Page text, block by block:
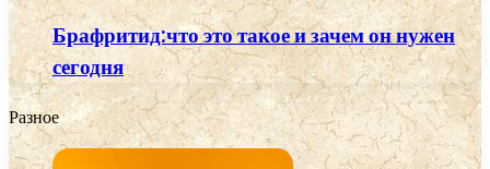
Брафритид:что это такое и зачем он нужен
сегодня
Разное